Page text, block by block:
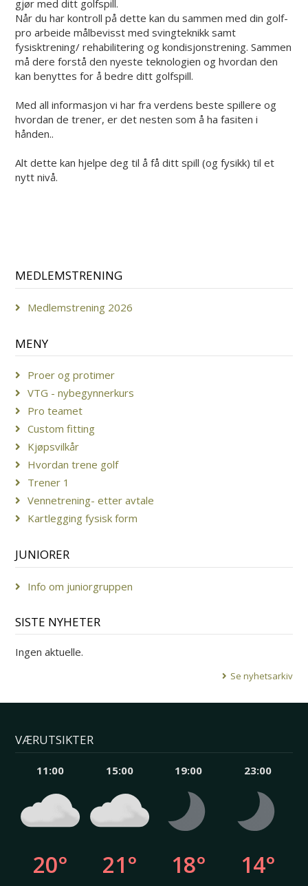
gjør med ditt golfspill.
Når du har kontroll på dette kan du sammen med din golf-
pro arbeide målbevisst med svingteknikk samt
fysisktrening/ rehabilitering og kondisjonstrening. Sammen
må dere forstå den nyeste teknologien og hvordan den
kan benyttes for å bedre ditt golfspill.
Med all informasjon vi har fra verdens beste spillere og
hvordan de trener, er det nesten som å ha fasiten i
hånden..
Alt dette kan hjelpe deg til å få ditt spill (og fysikk) til et
nytt nivå.
MEDLEMSTRENING
Medlemstrening 2026
MENY
Proer og protimer
VTG - nybegynnerkurs
Pro teamet
Custom fitting
Kjøpsvilkår
Hvordan trene golf
Trener 1
Vennetrening- etter avtale
Kartlegging fysisk form
JUNIORER
Info om juniorgruppen
SISTE NYHETER
Ingen aktuelle.
Se nyhetsarkiv
VÆRUTSIKTER
11:00
20°
15:00
21°
19:00
18°
23:00
14°